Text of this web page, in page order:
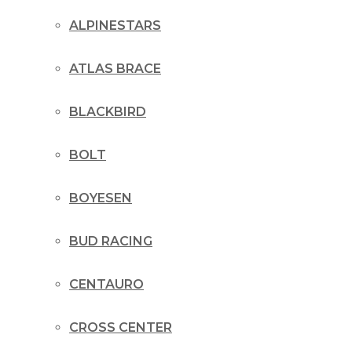
ALPINESTARS
ATLAS BRACE
BLACKBIRD
BOLT
BOYESEN
BUD RACING
CENTAURO
CROSS CENTER